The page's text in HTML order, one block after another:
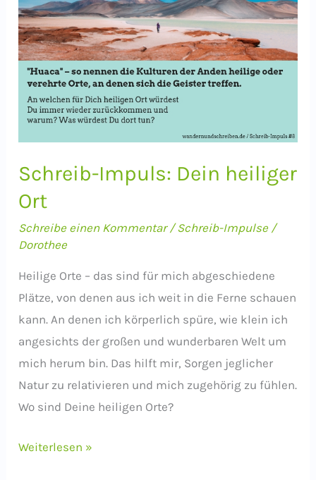
Schreib-Impuls: Dein heiliger
Ort
Schreibe einen Kommentar /Schreib-Impulse /
Dorothee
Heilige Orte – das sind für mich abgeschiedene
Plätze, von denen aus ich weit in die Ferne schauen
kann. An denen ich körperlich spüre, wie klein ich
angesichts der großen und wunderbaren Welt um
mich herum bin. Das hilft mir, Sorgen jeglicher
Natur zu relativieren und mich zugehörig zu fühlen.
Wo sind Deine heiligen Orte?
Schreib-
Weiterlesen »